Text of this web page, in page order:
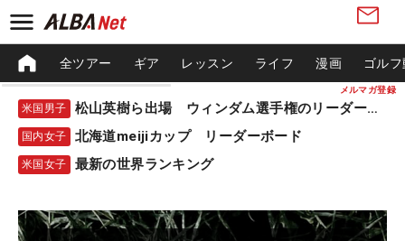
メルマガ登録
全ツアー ギア レッスン ライフ 漫画 ゴル
米国男子 松山英樹ら出場 ウィンダム選手権のリーダーボード
国内女子 北海道meijiカップ リーダーボード
米国女子 最新の世界ランキング